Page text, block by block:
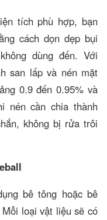
tích phù hợp, bạn
cách dọn dẹp bụi
dùng đến. Với
san lấp và nén mặt
0.9 đến 0.95% và
nén cần chia thành
không bị rửa trôi
bê tông hoặc bê
loại vật liệu sẽ có